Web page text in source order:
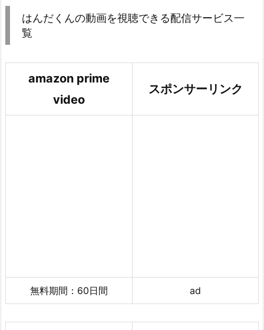
はんだくんの動画を視聴できる配信サービス一
覧
amazon prime
video
スポンサーリンク
無料期間：60日間 ad